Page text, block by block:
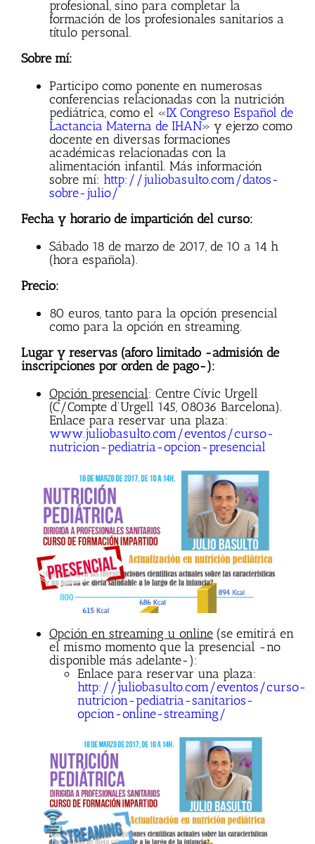
profesional, sino para completar la
formación de los profesionales sanitarios a
título personal.
Sobre mí:
Participo como ponente en numerosas
conferencias relacionadas con la nutrición
pediátrica, como el «IX Congreso Español de
Lactancia Materna de IHAN» y ejerzo como
docente en diversas formaciones
académicas relacionadas con la
alimentación infantil. Más información
sobre mí: http://juliobasulto.com/datos-
sobre-julio/
Fecha y horario de impartición del curso:
Sábado 18 de marzo de 2017, de 10 a 14 h
(hora española).
Precio:
80 euros, tanto para la opción presencial
como para la opción en streaming.
Lugar y reservas (aforo limitado -admisión de
inscripciones por orden de pago-):
Opción presencial: Centre Cívic Urgell
(C/Compte d’Urgell 145, 08036 Barcelona).
Enlace para reservar una plaza:
www.juliobasulto.com/eventos/curso-
nutricion-pediatria-opcion-presencial
Opción en streaming u online (se emitirá en
el mismo momento que la presencial -no
disponible más adelante-):
Enlace para reservar una plaza:
http://juliobasulto.com/eventos/curso-
nutricion-pediatria-sanitarios-
opcion-online-streaming/